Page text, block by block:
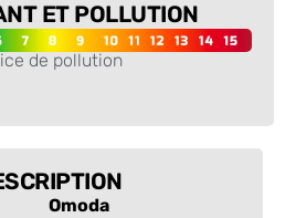
ET POLLUTION
de pollution
Omoda